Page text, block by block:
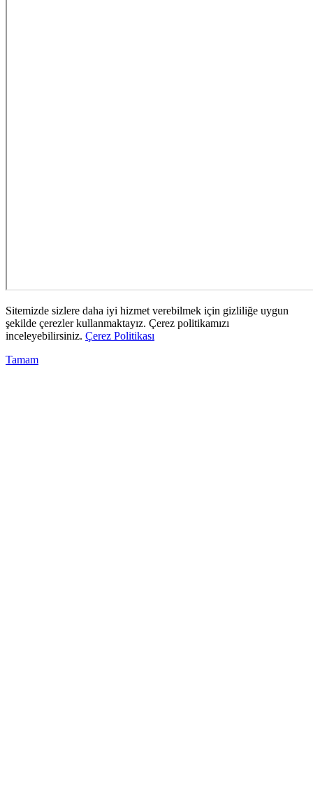
Sitemizde sizlere daha iyi hizmet verebilmek için gizliliğe uygun
şekilde çerezler kullanmaktayız. Çerez politikamızı
inceleyebilirsiniz. Çerez Politikası
Tamam